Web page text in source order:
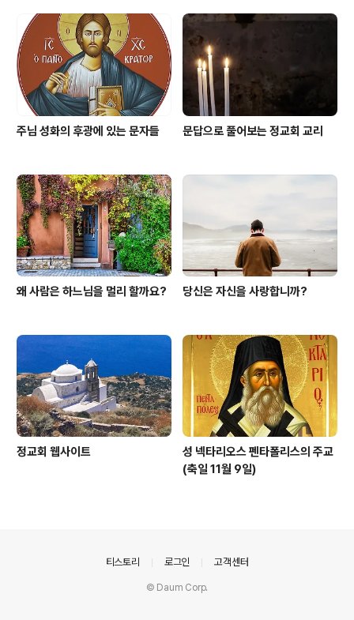
주님 성화의 후광에 있는 문자들 문답으로 풀어보는 정교회 교리
왜 사람은 하느님을 멀리 할까요? 당신은 자신을 사랑합니까?
정교회 웹사이트
성 넥타리오스 펜타폴리스의 주교
(축일 11월 9일)
티스토리 로그인 고객센터
© Daum Corp.